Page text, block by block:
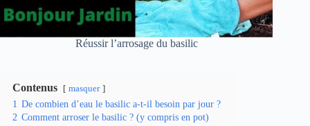
Réussir l’arrosage du basilic
Contenus masquer
1 De combien d’eau le basilic a-t-il besoin par jour ?
2 Comment arroser le basilic ? (y compris en pot)